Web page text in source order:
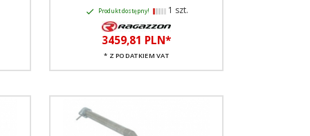
Produkt dostępny! 1 szt.
3459,81 PLN*
* Z PODATKIEM VAT